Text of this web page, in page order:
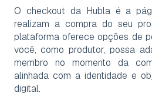
O checkout da Hubla é a
realizam a compra do seu
plataforma oferece opções de
você, como produtor, possa
membro no momento da
alinhada com a identidade e
digital.